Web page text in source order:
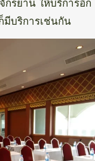
กรยาน ให้บริการอีก
มีบริการเช่นกัน